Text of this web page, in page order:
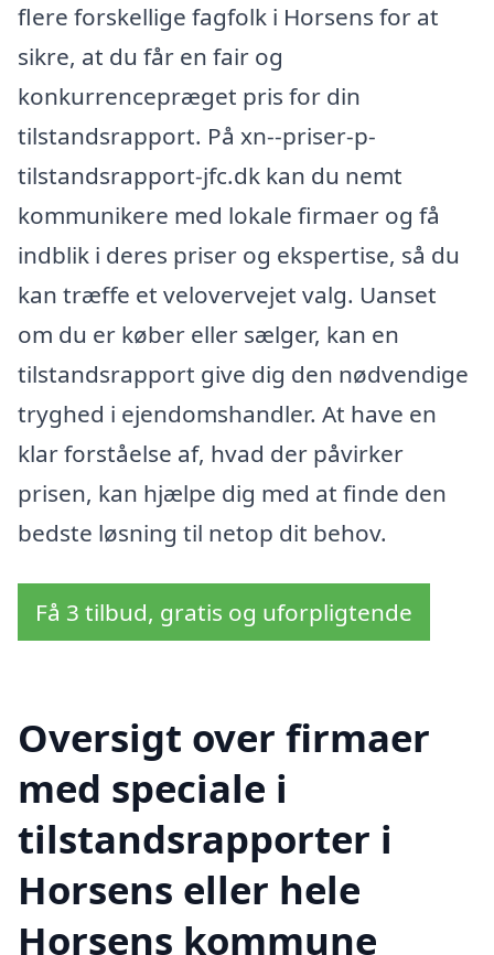
flere forskellige fagfolk i Horsens for at
sikre, at du får en fair og
konkurrencepræget pris for din
tilstandsrapport. På xn--priser-p-
tilstandsrapport-jfc.dk kan du nemt
kommunikere med lokale firmaer og få
indblik i deres priser og ekspertise, så du
kan træffe et velovervejet valg. Uanset
om du er køber eller sælger, kan en
tilstandsrapport give dig den nødvendige
tryghed i ejendomshandler. At have en
klar forståelse af, hvad der påvirker
prisen, kan hjælpe dig med at finde den
bedste løsning til netop dit behov.
Få 3 tilbud, gratis og uforpligtende
Oversigt over firmaer
med speciale i
tilstandsrapporter i
Horsens eller hele
Horsens kommune